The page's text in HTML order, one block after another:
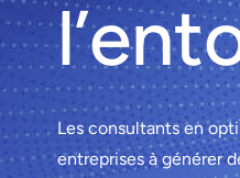
Les consultants en
entreprises à générer